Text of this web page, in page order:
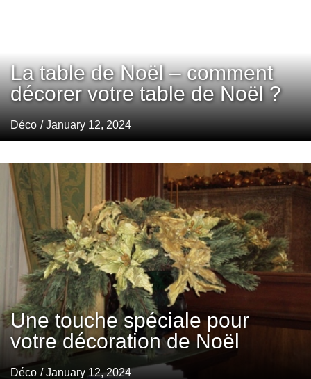
La table de Noël – comment
décorer votre table de Noël ?
Déco / January 12, 2024
Une touche spéciale pour
votre décoration de Noël
Déco / January 12, 2024